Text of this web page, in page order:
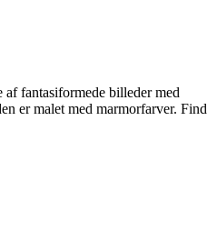
fantasiformede billeder med
er malet med marmorfarver. Find